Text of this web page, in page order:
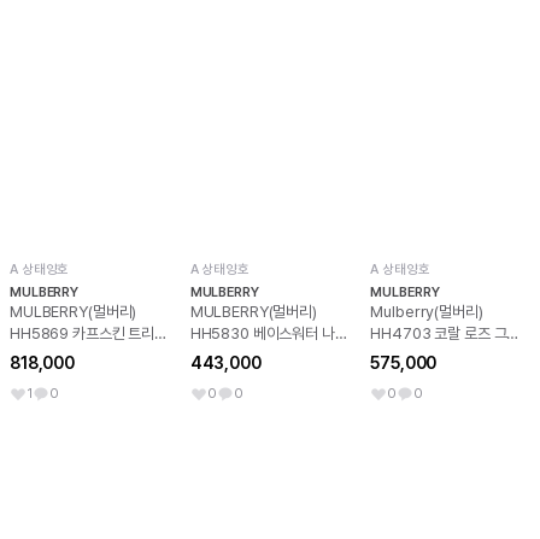
A 상태양호
MULBERRY
MULBERRY(멀버리)
HH5869 카프스킨 트리밍
스몰 밀리 버킷백 숄더백
aa65231
818,000
1 0
A 상태양호
MULBERRY
MULBERRY(멀버리)
HH5830 베이스워터 나일
론 프린팅 쇼퍼 토트백 숄더
백aa64992
443,000
0 0
A 상태양호
MULBERRY
Mulberry(멀버리)
HH4703 코랄 로즈 그레
인 레더 앰벌리 사첼 스몰
크로스백
575,000
0 0